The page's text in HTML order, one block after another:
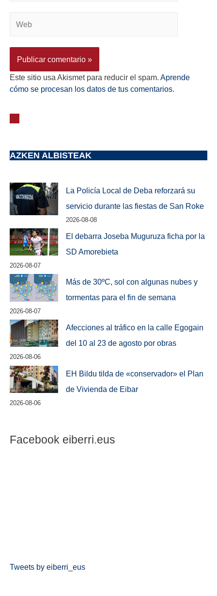
Este sitio usa Akismet para reducir el spam. Aprende
cómo se procesan los datos de tus comentarios.
AZKEN ALBISTEAK
La Policía Local de Deba reforzará su
servicio durante las fiestas de San Roke
2026-08-08
El debarra Joseba Muguruza ficha por la
SD Amorebieta
2026-08-07
Más de 30ºC, sol con algunas nubes y
tormentas para el fin de semana
2026-08-07
Afecciones al tráfico en la calle Egogain
del 10 al 23 de agosto por obras
2026-08-06
EH Bildu tilda de «conservador» el Plan
de Vivienda de Eibar
2026-08-06
Facebook eiberri.eus
Tweets by eiberri_eus